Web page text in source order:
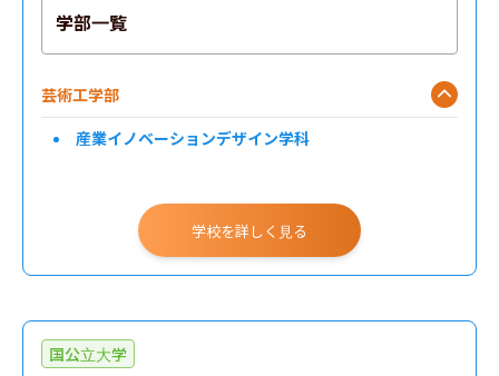
学部一覧
芸術工学部
産業イノベーションデザイン学科
学校を詳しく見る
国公立大学